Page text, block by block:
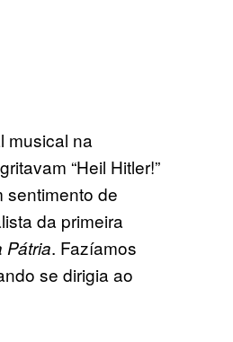
musical na
“Heil Hitler!”
sentimento de
da primeira
Pátria. Fazíamos
se dirigia ao